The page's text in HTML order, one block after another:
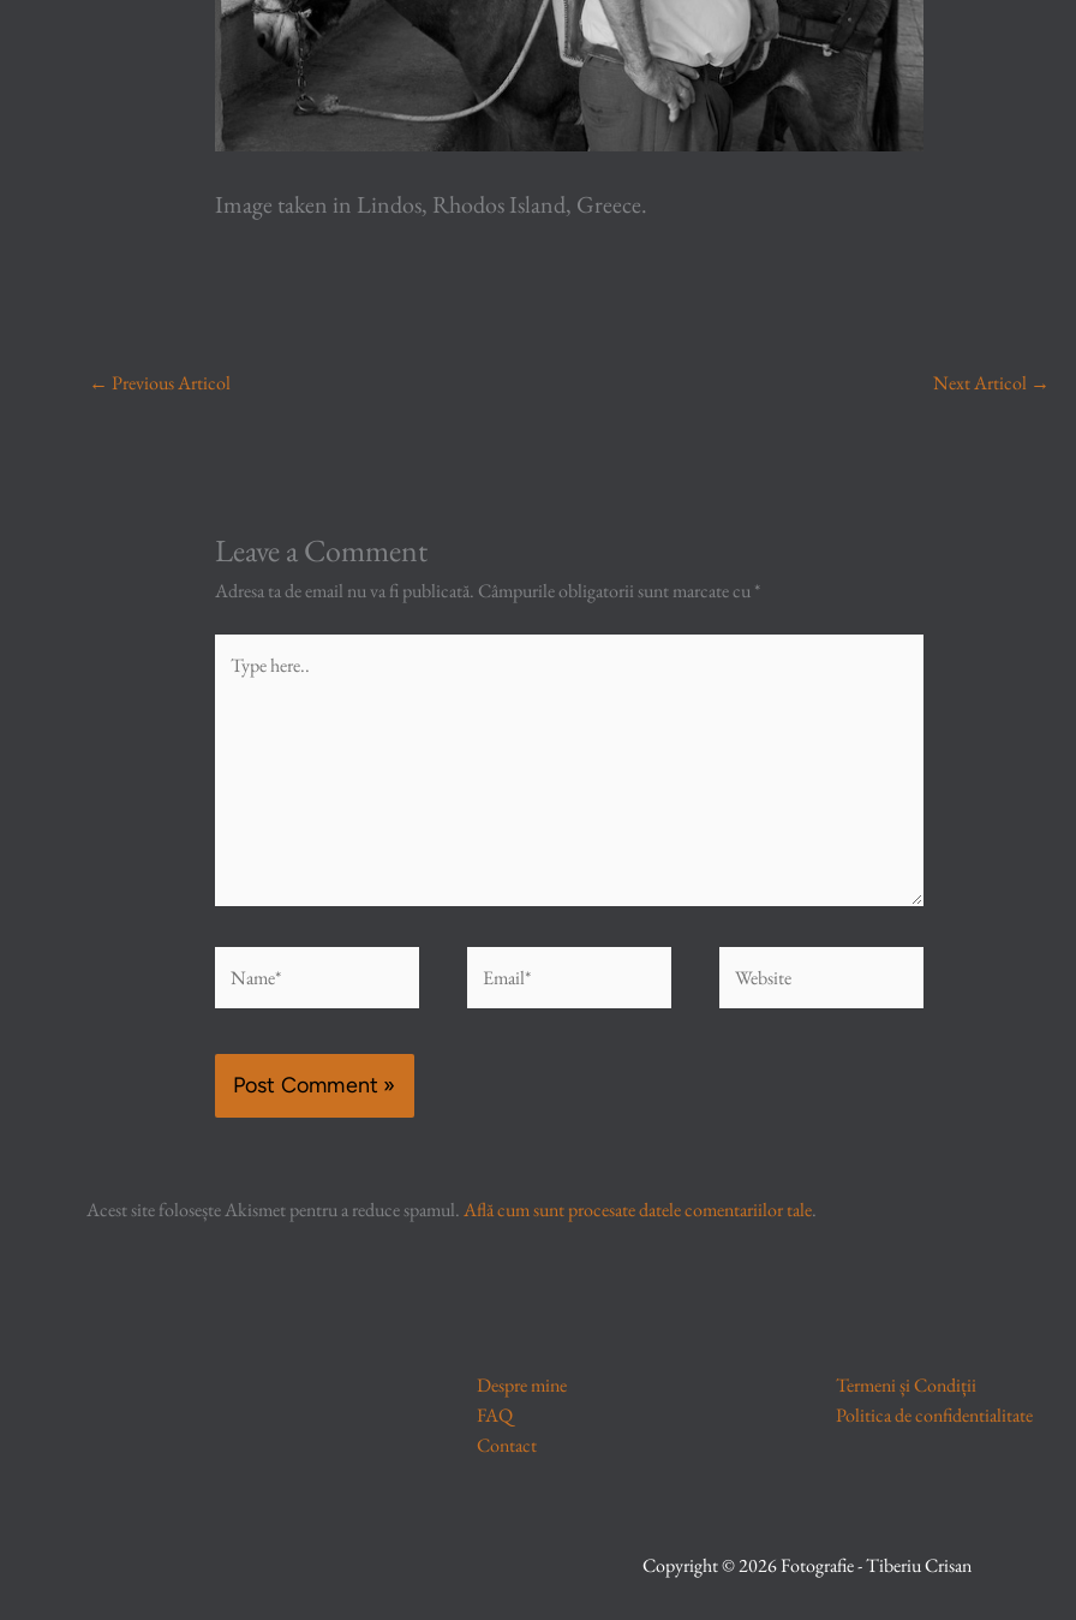
Image taken in Lindos, Rhodos Island, Greece.
← Previous Articol Next Articol →
Leave a Comment
Adresa ta de email nu va fi publicată. Câmpurile obligatorii sunt marcate cu*
here..
Acest site folosește Akismet pentru a reduce spamul.Află cum sunt procesate datele comentariilor tale.
Despre mine
FAQ
Contact
Termeni și Condiții
Politica de confidentialitate
Copyright © 2026 Fotografie - Tiberiu Crisan